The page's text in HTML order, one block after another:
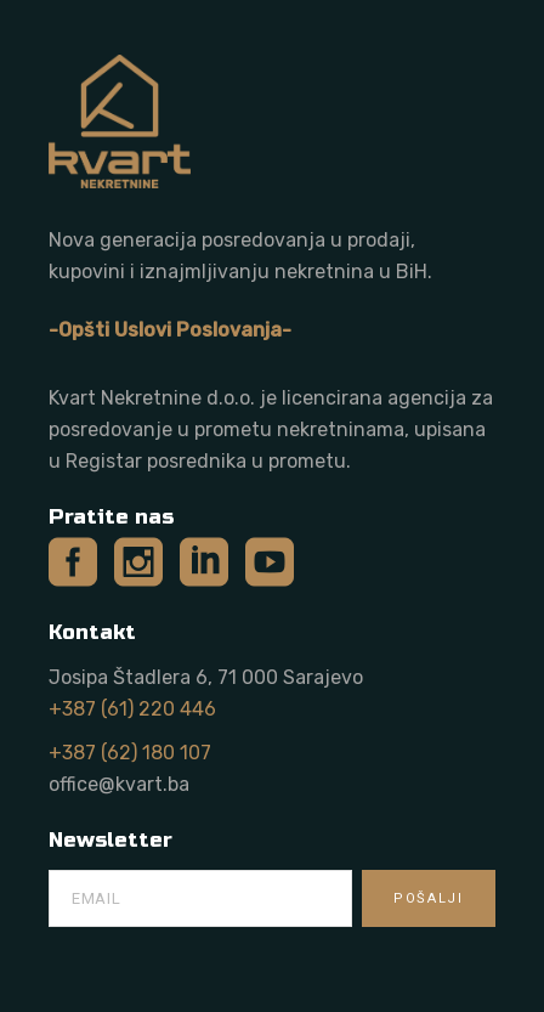
Nova generacija posredovanja u prodaji,
kupovini i iznajmljivanju nekretnina u BiH.
-Opšti Uslovi Poslovanja-
Kvart Nekretnine d.o.o. je licencirana agencija za
posredovanje u prometu nekretninama, upisana
u Registar posrednika u prometu.
Pratite nas
Kontakt
Josipa Štadlera 6, 71 000 Sarajevo
+387 (61) 220 446
+387 (62) 180 107
office@kvart.ba
Newsletter